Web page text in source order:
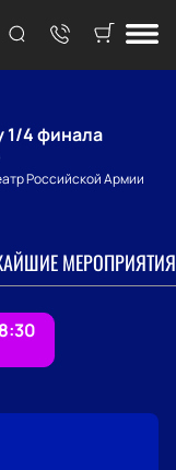
1/4 финала
Российской Армии
МЕРОПРИЯТИЯ